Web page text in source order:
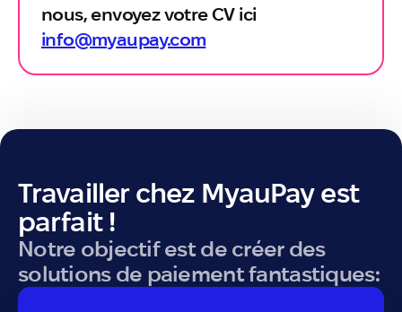
nous, envoyez votre CV ici
info@myaupay.com
Travailler chez MyauPay est
parfait !
Notre objectif est de créer des
solutions de paiement fantastiques: